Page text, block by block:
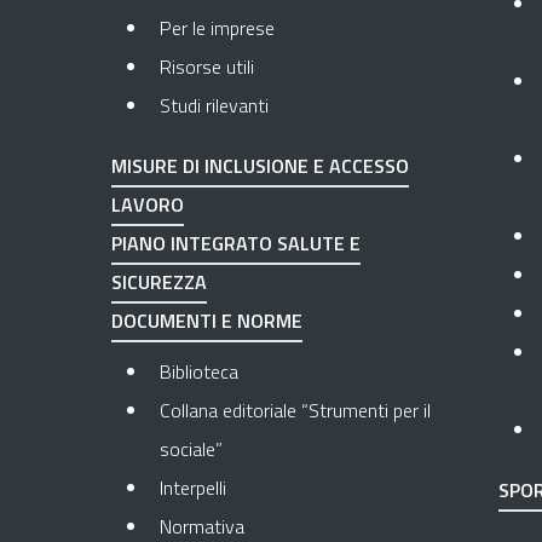
Per le imprese
Risorse utili
Studi rilevanti
MISURE DI INCLUSIONE E ACCESSO
LAVORO
PIANO INTEGRATO SALUTE E
SICUREZZA
DOCUMENTI E NORME
Biblioteca
Collana editoriale “Strumenti per il
sociale”
Interpelli
Normativa